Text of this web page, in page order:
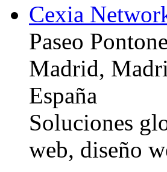
Cexia
Paseo
Madrid,
España
Soluciones
web, diseño